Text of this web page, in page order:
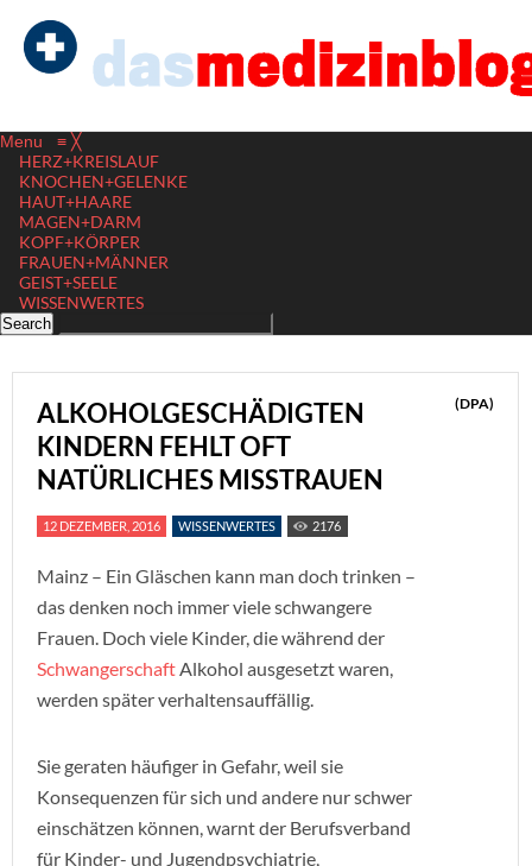
Menu ≡ ╳
HERZ+KREISLAUF
KNOCHEN+GELENKE
HAUT+HAARE
MAGEN+DARM
KOPF+KÖRPER
FRAUEN+MÄNNER
GEIST+SEELE
WISSENWERTES
ALKOHOLGESCHÄDIGTEN
KINDERN FEHLT OFT
NATÜRLICHES MISSTRAUEN
(DPA)
12 DEZEMBER, 2016 WISSENWERTES 2176
Mainz – Ein Gläschen kann man doch trinken –
das denken noch immer viele schwangere
Frauen. Doch viele Kinder, die während der
SchwangerschaftAlkohol ausgesetzt waren,
werden später verhaltensauffällig.
Sie geraten häufiger in Gefahr, weil sie
Konsequenzen für sich und andere nur schwer
einschätzen können, warnt der Berufsverband
für Kinder- und Jugendpsychiatrie,